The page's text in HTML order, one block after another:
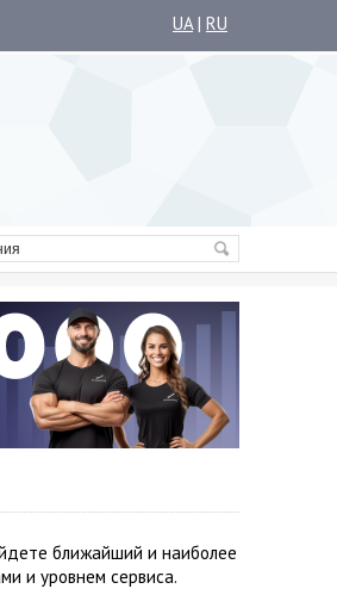
UA| RU
ближайший и наиболее
и уровнем сервиса.